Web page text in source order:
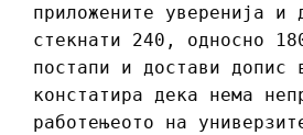
приложените уверенија и
стекнати 240, односно
постапи и достави допис
констатира дека нема
работењеото на